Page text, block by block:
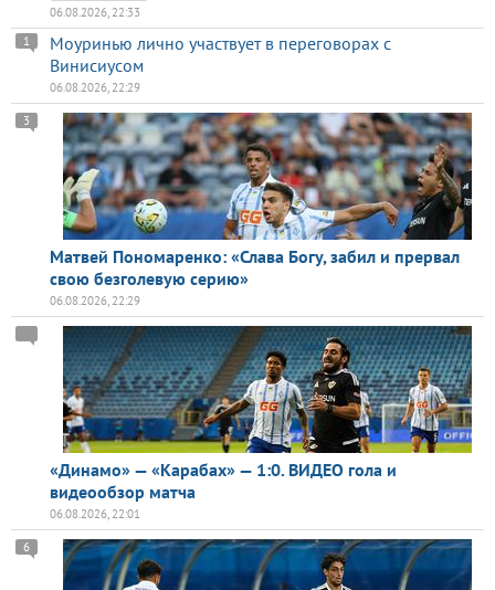
06.08.2026, 22:33
Моуринью лично участвует в переговорах с
Винисиусом
1
06.08.2026, 22:29
Матвей Пономаренко: «Слава Богу, забил и прервал
свою безголевую серию»
3
06.08.2026, 22:29
«Динамо» — «Карабах» — 1:0. ВИДЕО гола и
видеообзор матча
06.08.2026, 22:01
6